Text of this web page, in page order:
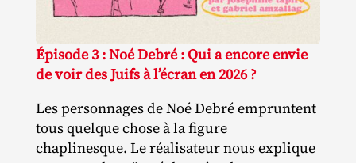
Épisode 3 : Noé Debré : Qui a encore envie
de voir des Juifs à l’écran en 2026 ?
Les personnages de Noé Debré empruntent
tous quelque chose à la figure
chaplinesque. Le réalisateur nous explique